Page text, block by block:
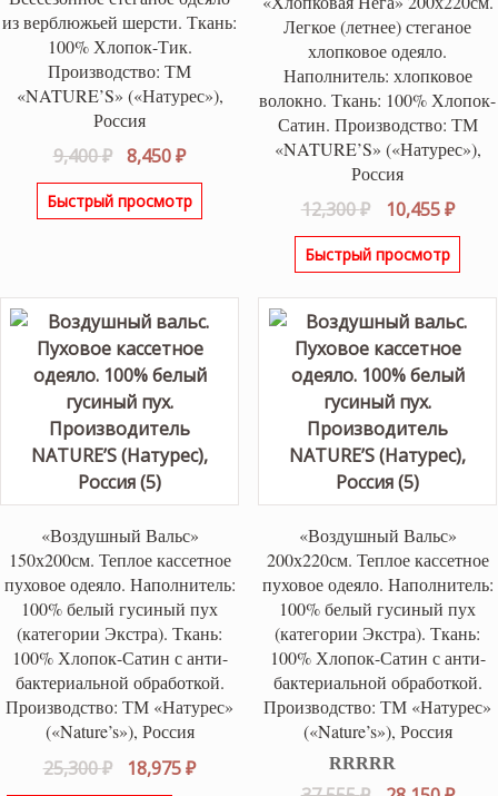
из верблюжьей шерсти. Ткань:
100% Хлопок-Тик.
Производство: ТМ
«NATURE’S» («Натурес»),
Россия
9,400₽
Первоначальная
цена
составляла
8,450₽Текущая
цена:
8,450 ₽.
Быстрый просмотр
Легкое (летнее) стеганое
хлопковое одеяло.
Наполнитель: хлопковое
волокно. Ткань: 100% Хлопок-
Сатин. Производство: ТМ
«NATURE’S» («Натурес»),
Россия
12,300₽
цена
составляла
10,455₽
Быстрый просмотр
«Воздушный Вальс»
150х200см. Теплое кассетное
пуховое одеяло. Наполнитель:
100% белый гусиный пух
(категории Экстра). Ткань:
100% Хлопок-Сатин с анти-
бактериальной обработкой.
Производство: ТМ «Натурес»
(«Nature’s»), Россия
25,300₽
Первоначальная
18,975₽Текущая
«Воздушный Вальс»
200х220см. Теплое кассетное
пуховое одеяло. Наполнитель:
100% белый гусиный пух
(категории Экстра). Ткань:
100% Хлопок-Сатин с анти-
бактериальной обработкой.
Производство: ТМ «Натурес»
(«Nature’s»), Россия
Оценка5.00